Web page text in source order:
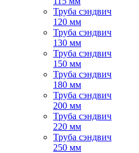
Труба сэндвич
120 мм
Труба сэндвич
130 мм
Труба сэндвич
150 мм
Труба сэндвич
180 мм
Труба сэндвич
200 мм
Труба сэндвич
220 мм
Труба сэндвич
250 мм